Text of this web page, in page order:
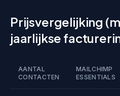
Prijsvergelijking
jaarlijkse
AANTAL
CONTACTEN
MAILCHIMP
ESSENTIALS